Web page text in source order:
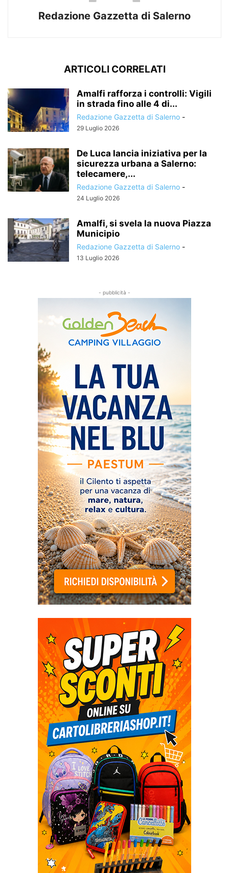
Redazione Gazzetta di Salerno
ARTICOLI CORRELATI
Amalfi rafforza i controlli: Vigili
in strada fino alle 4 di...
Redazione Gazzetta di Salerno -
29 Luglio 2026
De Luca lancia iniziativa per la
sicurezza urbana a Salerno:
telecamere,...
Redazione Gazzetta di Salerno -
24 Luglio 2026
Amalfi, si svela la nuova Piazza
Municipio
Redazione Gazzetta di Salerno -
13 Luglio 2026
- pubblicità -